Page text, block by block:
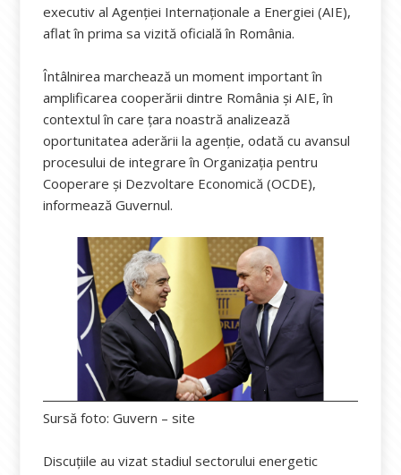
executiv al Agenției Internaționale a Energiei (AIE),
aflat în prima sa vizită oficială în România.
Întâlnirea marchează un moment important în
amplificarea cooperării dintre România și AIE, în
contextul în care țara noastră analizează
oportunitatea aderării la agenție, odată cu avansul
procesului de integrare în Organizația pentru
Cooperare și Dezvoltare Economică (OCDE),
informează Guvernul.
Sursă foto: Guvern – site
Discuțiile au vizat stadiul sectorului energetic